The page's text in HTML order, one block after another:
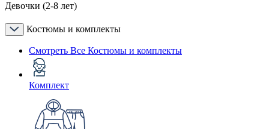
Девочки (2-8 лет)
Костюмы и комплекты
Смотреть Все Костюмы и комплекты
Комплект